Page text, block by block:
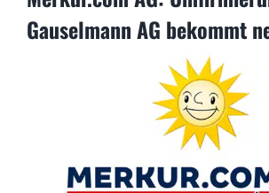
Gauselmann AG bekommt